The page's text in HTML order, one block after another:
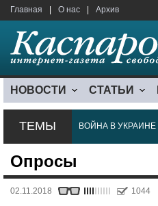
Главная О нас Архив
НОВОСТИ СТАТЬИ
ТЕМЫ ВОЙНА В УКРАИНЕ
Опросы
02.11.2018 1044